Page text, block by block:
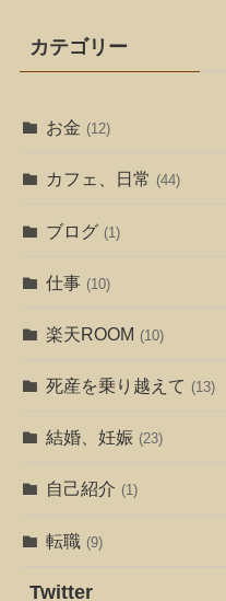
カテゴリー
お金 (12)
カフェ、日常 (44)
ブログ (1)
仕事 (10)
楽天ROOM (10)
死産を乗り越えて (13)
結婚、妊娠 (23)
自己紹介 (1)
転職 (9)
Twitter